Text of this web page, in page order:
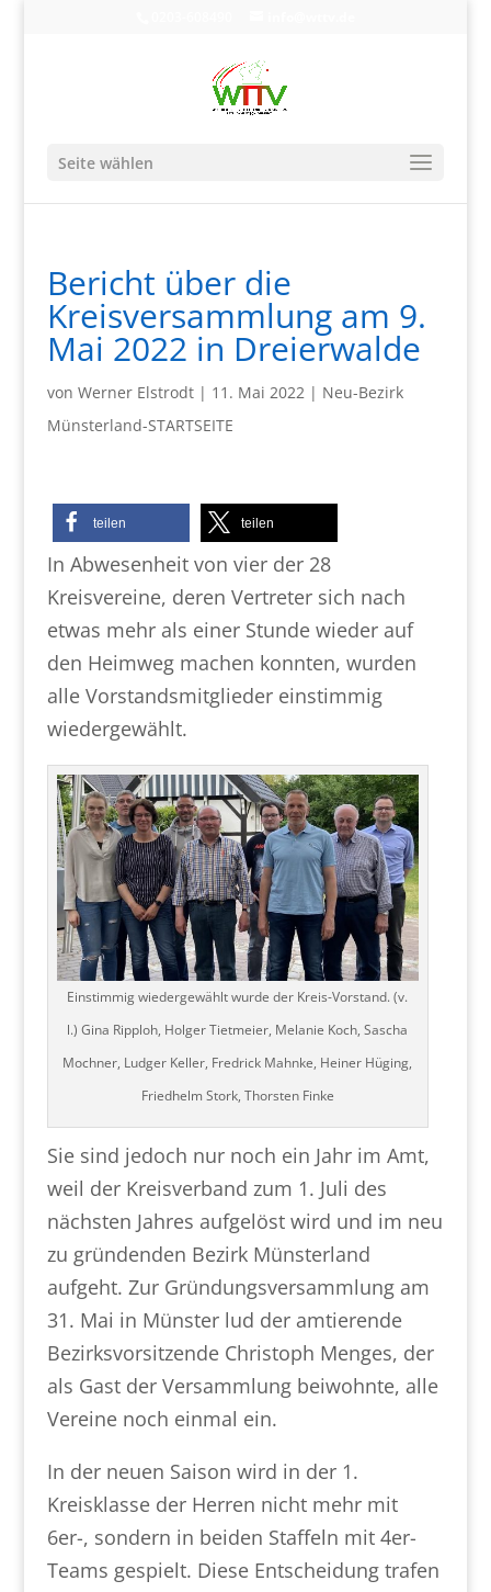
Seite wählen
Bericht über die
Kreisversammlung am 9.
Mai 2022 in Dreierwalde
von Werner Elstrodt| 11. Mai 2022| Neu-Bezirk
Münsterland-STARTSEITE
teilen teilen
In Abwesenheit von vier der 28
Kreisvereine, deren Vertreter sich nach
etwas mehr als einer Stunde wieder auf
den Heimweg machen konnten, wurden
alle Vorstandsmitglieder einstimmig
wiedergewählt.
Einstimmig wiedergewählt wurde der Kreis-Vorstand. (v.
l.) Gina Ripploh, Holger Tietmeier, Melanie Koch, Sascha
Mochner, Ludger Keller, Fredrick Mahnke, Heiner Hüging,
Friedhelm Stork, Thorsten Finke
Sie sind jedoch nur noch ein Jahr im Amt,
weil der Kreisverband zum 1. Juli des
nächsten Jahres aufgelöst wird und im neu
zu gründenden Bezirk Münsterland
aufgeht. Zur Gründungsversammlung am
31. Mai in Münster lud der amtierende
Bezirksvorsitzende Christoph Menges, der
als Gast der Versammlung beiwohnte, alle
Vereine noch einmal ein.
In der neuen Saison wird in der 1.
Kreisklasse der Herren nicht mehr mit
6er-, sondern in beiden Staffeln mit 4er-
Teams gespielt. Diese Entscheidung trafen